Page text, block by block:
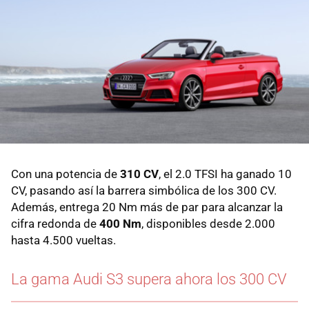
Con una potencia de 310 CV, el 2.0 TFSI ha ganado 10
CV, pasando así la barrera simbólica de los 300 CV.
Además, entrega 20 Nm más de par para alcanzar la
cifra redonda de 400 Nm, disponibles desde 2.000
hasta 4.500 vueltas.
La gama Audi S3 supera ahora los 300 CV